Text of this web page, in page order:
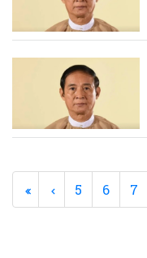
5 6 7